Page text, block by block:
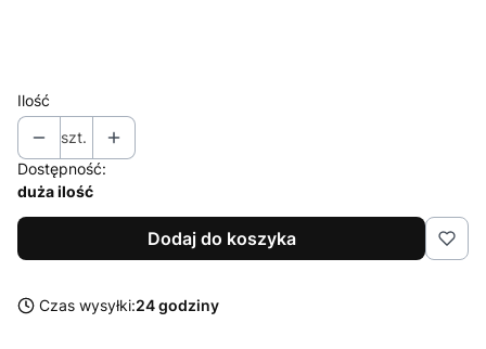
Ilość
szt.
Dostępność:
duża ilość
Dodaj do koszyka
Czas wysyłki:24 godziny